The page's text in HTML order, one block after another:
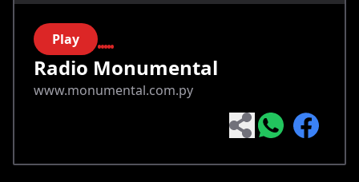
Play
Radio Monumental
www.monumental.com.py